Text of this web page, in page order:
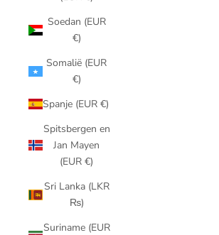
Soedan (EUR
€)
Somalië (EUR
€)
Spanje (EUR €)
Spitsbergen en
Jan Mayen
(EUR €)
Sri Lanka (LKR
₨)
Suriname (EUR